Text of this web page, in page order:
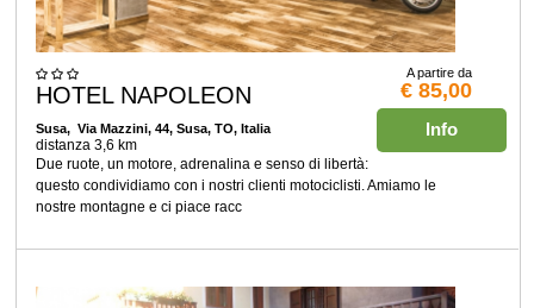
A partire da
€ 85,00
Info
HOTEL NAPOLEON
Susa, Via Mazzini, 44, Susa, TO, Italia
distanza 3,6 km
Due ruote, un motore, adrenalina e senso di libertà:
questo condividiamo con i nostri clienti motociclisti. Amiamo le
nostre montagne e ci piace racc